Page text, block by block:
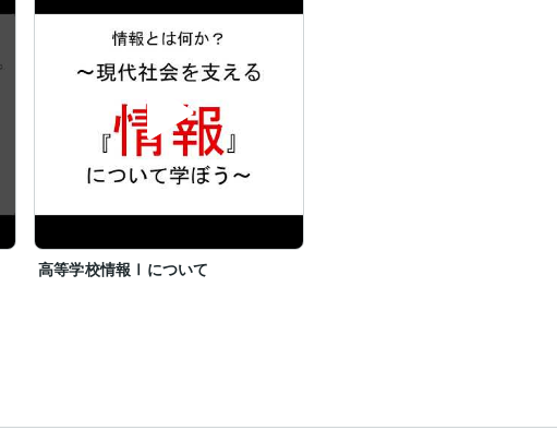
高等学校情報Ⅰについて